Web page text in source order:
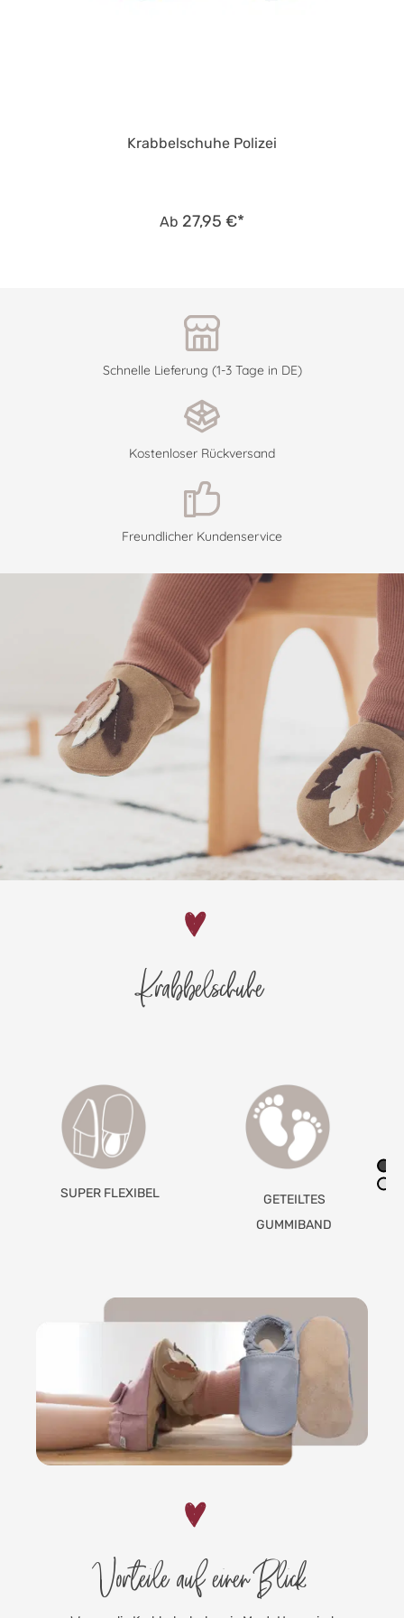
Krabbelschuhe Polizei
Ab 27,95 €*
Schnelle Lieferung (1-3 Tage in DE)
Kostenloser Rückversand
Freundlicher Kundenservice
Krabbelschuhe
GETEILTES
RUTSCHFESTE
Vorteile auf einen Blick